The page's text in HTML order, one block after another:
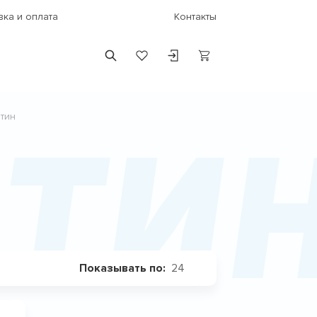
и оплата Контакты
Показывать по: 24